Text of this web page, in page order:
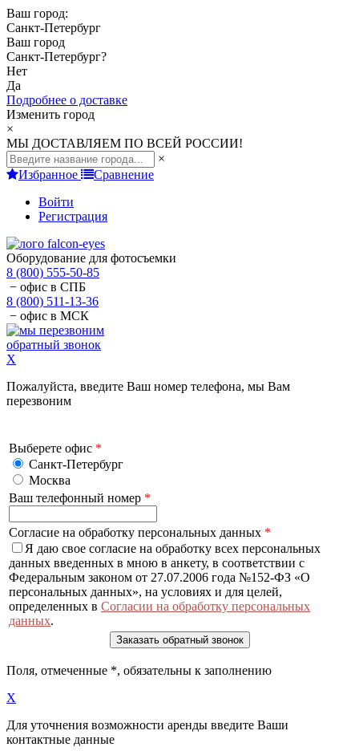
Ваш город:
Санкт-Петербург
Ваш город
Санкт-Петербург?
Нет
Да
Подробнее о доставке
Изменить город
×
МЫ ДОСТАВЛЯЕМ ПО ВСЕЙ РОССИИ!
×
Избранное
Сравнение
Войти
Регистрация
Оборудование для фотосъемки
8 (800) 555-50-85
− офис в СПБ
8 (800) 511-13-36
− офис в МСК
обратный звонок
X
Пожалуйста, введите Ваш номер телефона, мы Вам
перезвоним
Выберете офис *
Санкт-Петербург
Москва
Ваш телефонный номер *
Согласие на обработку персональных данных *
Я даю свое согласие на обработку всех персональных
данных введенных в мною в анкету, в соответствии с
Федеральным законом от 27.07.2006 года №152-ФЗ «О
персональных данных», на условиях и для целей,
определенных в Согласии на обработку персональных
данных.
Поля, отмеченные *, обязательны к заполнению
X
Для уточнения возможности аренды введите Ваши
контактные данные